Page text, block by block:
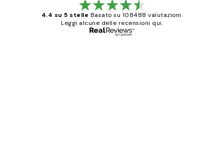
4.4 su 5 stelle Basato su 108488 valutazioni.
Leggi alcune delle recensioni qui.